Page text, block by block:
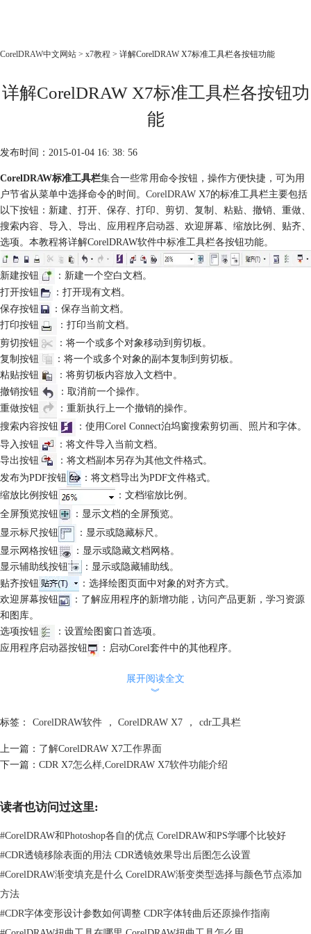
首页
产品
下载
购买
CorelDRAW中文网站 > x7教程 > 详解CorelDRAW X7标准工具栏各按钮功能
详解CorelDRAW X7标准工具栏各按钮功
能
发布时间：2015-01-04 16: 38: 56
CorelDRAW标准工具栏集合一些常用命令按钮，操作方便快捷，可为用
户节省从菜单中选择命令的时间。 CorelDRAW X7的标准工具栏主要包括
以下按钮：新建、打开、保存、打印、剪切、复制、粘贴、撤销、重做、
搜索内容、导入、导出、应用程序启动器、欢迎屏幕、缩放比例、贴齐、
选项。本教程将详解CorelDRAW软件中标准工具栏各按钮功能。
新建按钮
：新建一个空白文档。
打开按钮
：打开现有文档。
保存按钮
：保存当前文档。
打印按钮
：打印当前文档。
剪切按钮
：将一个或多个对象移动到剪切板。
复制按钮
：将一个或多个对象的副本复制到剪切板。
粘贴按钮
：将剪切板内容放入文档中。
撤销按钮
：取消前一个操作。
重做按钮
：重新执行上一个撤销的操作。
搜索内容按钮
：使用Corel Connect泊坞窗搜索剪切画、照片和字体。
导入按钮
：将文件导入当前文档。
导出按钮
：将文档副本另存为其他文件格式。
发布为PDF按钮
：将文档导出为PDF文件格式。
缩放比例按钮
：文档缩放比例。
全屏预览按钮
：显示文档的全屏预览。
显示标尺按钮
：显示或隐藏标尺。
显示网格按钮
：显示或隐藏文档网格。
显示辅助线按钮
：显示或隐藏辅助线。
贴齐按钮
：选择绘图页面中对象的对齐方式。
欢迎屏幕按钮
：了解应用程序的新增功能，访问产品更新，学习资源
和图库。
选项按钮
：设置绘图窗口首选项。
应用程序启动器按钮
：启动Corel套件中的其他程序。
展开阅读全文
︾
标签： CorelDRAW软件 ， CorelDRAW X7 ， cdr工具栏
上一篇： 了解CorelDRAW X7工作界面
下一篇： CDR X7怎么样,CorelDRAW X7软件功能介绍
读者也访问过这里:
#CorelDRAW和Photoshop各自的优点 CorelDRAW和PS学哪个比较好
#CDR透镜移除表面的用法 CDR透镜效果导出后图怎么设置
#CorelDRAW渐变填充是什么 CorelDRAW渐变类型选择与颜色节点添加
方法
#CDR字体变形设计参数如何调整 CDR字体转曲后还原操作指南